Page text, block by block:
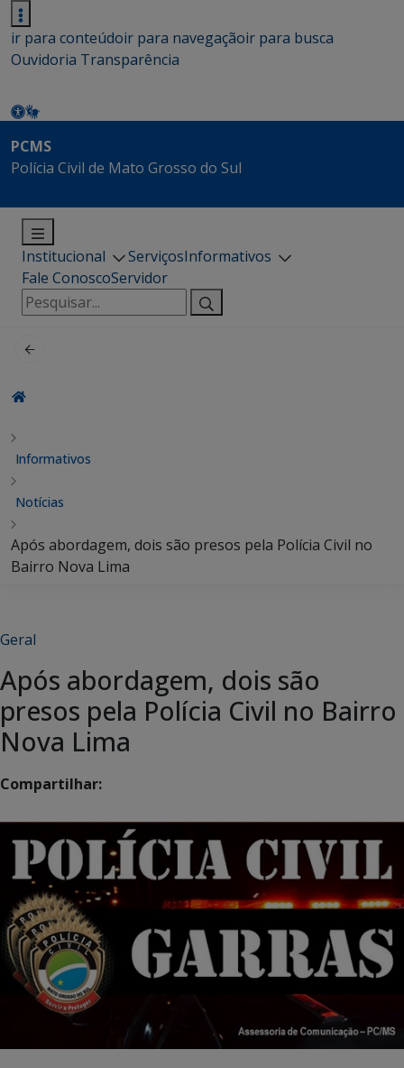
ir para conteúdoir para navegaçãoir para busca
Ouvidoria Transparência
PCMS
Polícia Civil de Mato Grosso do Sul
Institucional ServiçosInformativos
Fale ConoscoServidor
Pesquisar
por:
Informativos
Notícias
Após abordagem, dois são presos pela Polícia Civil no
Bairro Nova Lima
Geral
Após abordagem, dois são
presos pela Polícia Civil no Bairro
Nova Lima
Compartilhar: